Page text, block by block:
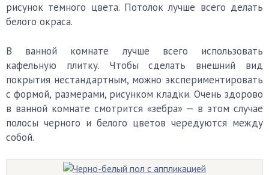
рисунок темного цвета. Потолок лучше всего делать
белого окраса.
В ванной комнате лучше всего использовать
кафельную плитку. Чтобы сделать внешний вид
покрытия нестандартным, можно экспериментировать
с формой, размерами, рисунком кладки. Очень здорово
в ванной комнате смотрится «зебра» — в этом случае
полосы черного и белого цветов чередуются между
собой.